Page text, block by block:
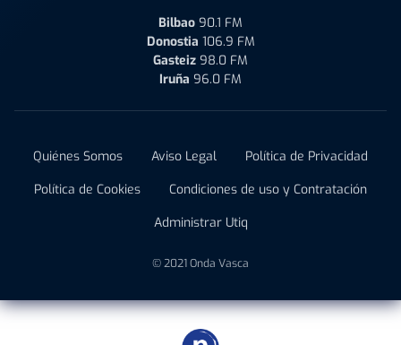
Bilbao 90.1 FM
Donostia 106.9 FM
Gasteiz 98.0 FM
Iruña 96.0 FM
Quiénes Somos Aviso Legal
Política de Privacidad
Política de Cookies
Condiciones de uso y Contratación
Administrar Utiq
© 2021 Onda Vasca